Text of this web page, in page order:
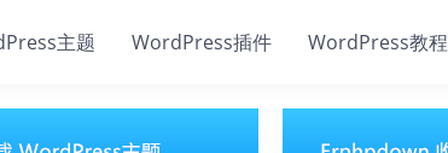
主题 WordPress插件 WordPress教程